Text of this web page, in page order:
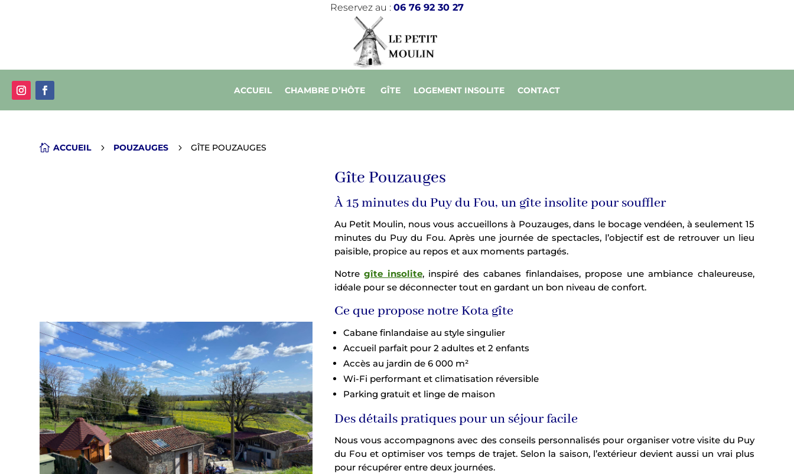
Reservez au : 06 76 92 30 27
ACCUEIL CHAMBRE D’HÔTE GÎTE LOGEMENT INSOLITE CONTACT
 ACCUEIL 5 POUZAUGES 5 GÎTE POUZAUGES
Gîte Pouzauges
À 15 minutes du Puy du Fou, un gîte insolite pour souffler
Au Petit Moulin, nous vous accueillons à Pouzauges, dans le bocage vendéen, à seulement 15
minutes du Puy du Fou. Après une journée de spectacles, l’objectif est de retrouver un lieu
paisible, propice au repos et aux moments partagés.
Notregîte insolite, inspiré des cabanes finlandaises, propose une ambiance chaleureuse,
idéale pour se déconnecter tout en gardant un bon niveau de confort.
Ce que propose notre Kota gîte
Cabane finlandaise au style singulier
Accueil parfait pour 2 adultes et 2 enfants
Accès au jardin de 6 000 m²
Wi-Fi performant et climatisation réversible
Parking gratuit et linge de maison
Des détails pratiques pour un séjour facile
Nous vous accompagnons avec des conseils personnalisés pour organiser votre visite du Puy
du Fou et optimiser vos temps de trajet. Selon la saison, l’extérieur devient aussi un vrai plus
pour récupérer entre deux journées.